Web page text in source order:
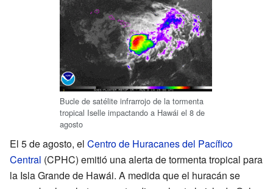
Bucle de satélite infrarrojo de la tormenta
tropical Iselle impactando a Hawái el 8 de
agosto
El 5 de agosto, el Centro de Huracanes del Pacífico
Central (CPHC) emitió una alerta de tormenta tropical para
la Isla Grande de Hawái. A medida que el huracán se